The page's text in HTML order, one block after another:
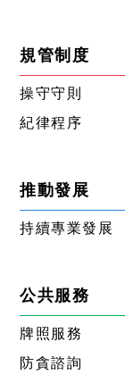
規管制度
操守守則
紀律程序
推動發展
持續專業發展
公共服務
牌照服務
防貪諮詢